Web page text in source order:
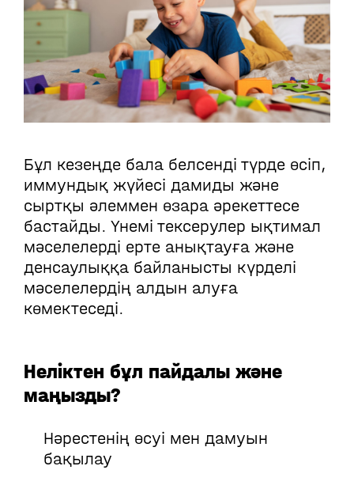
Бұл кезеңде бала белсенді түрде өсіп,
иммундық жүйесі дамиды және
сыртқы әлеммен өзара әрекеттесе
бастайды. Үнемі тексерулер ықтимал
мәселелерді ерте анықтауға және
денсаулыққа байланысты күрделі
мәселелердің алдын алуға
көмектеседі.
Неліктен бұл пайдалы және
маңызды?
Нәрестенің өсуі мен дамуын
бақылау